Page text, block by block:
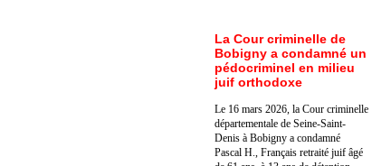
La Cour criminelle de
Bobigny a condamné un
pédocriminel en milieu
juif orthodoxe
Le 16 mars 2026, la Cour criminelle
départementale de Seine-Saint-
Denis à Bobigny a condamné
Pascal H., Français retraité juif âgé